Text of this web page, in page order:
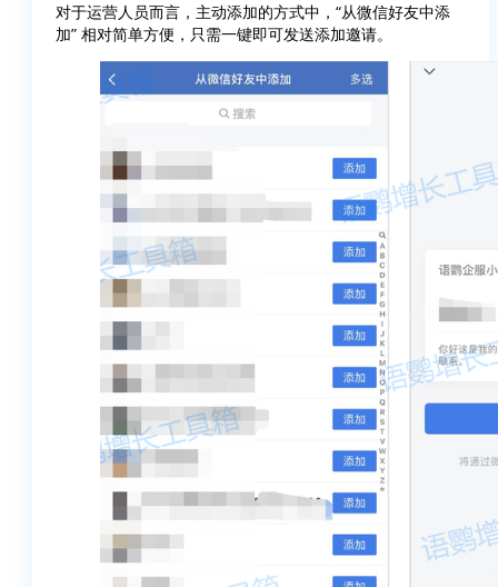
对于运营人员而言，主动添加的方式中，“从微信好友中添
加” 相对简单方便，只需一键即可发送添加邀请。